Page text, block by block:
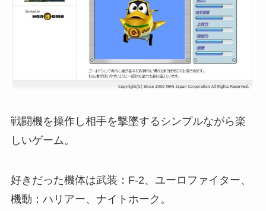
戦闘機を操作し相手を撃墜するシンプルながら楽
しいゲーム。
好きだった機体は武装：F-2、ユーロファイター、
機動：ハリアー、ナイトホーク。